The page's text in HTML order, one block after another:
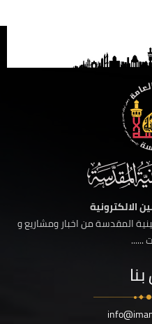
الالكترونية
المقدسة من اخبار ومشاريع و
......